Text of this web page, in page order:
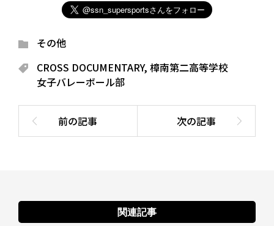
その他
CROSS DOCUMENTARY, 樟南第二高等学校
女子バレーボール部
関連記事